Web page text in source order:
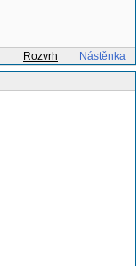
Rozvrh
Nástěnka